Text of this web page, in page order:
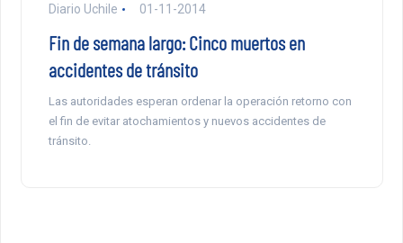
Diario Uchile 01-11-2014
Fin de semana largo: Cinco muertos en
accidentes de tránsito
Las autoridades esperan ordenar la operación retorno con
el fin de evitar atochamientos y nuevos accidentes de
tránsito.